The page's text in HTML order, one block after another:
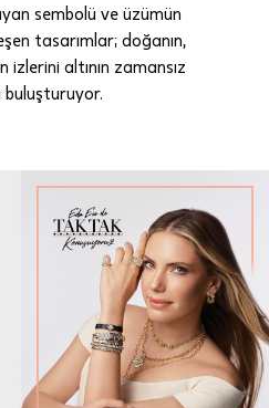
sembolü ve üzümün
tasarımlar; doğanın,
altının zamansız
buluşturuyor.